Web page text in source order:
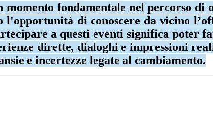
momento fondamentale nel percorso
l'opportunità di conoscere da vicino
a questi eventi significa poter
dirette, dialoghi e impressioni
e incertezze legate al cambiamento.